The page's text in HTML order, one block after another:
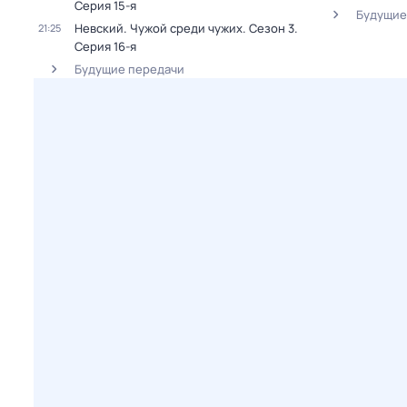
Серия 15-я
21:25 Невский. Чужой среди чужих. Сезон 3.
Серия 16-я
Будущие передачи